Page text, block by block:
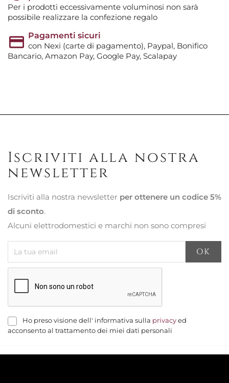
Per i prodotti eccessivamente voluminosi non sarà
possibile realizzare la confezione regalo
Pagamenti sicuri
con Nexi (carte di pagamento), Paypal, Bonifico
Bancario, Amazon Pay, Google Pay, Scalapay
Iscriviti alla nostra
newsletter
Iscriviti alla nostra newsletter per ottenere un codice 5%
di sconto.
Alcuni elettrodomestici e marchi non sono compresi
Ho preso visione dell' informativa sulla privacy ed
acconsento al trattamento dei miei dati personali